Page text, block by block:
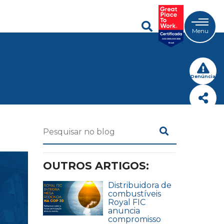
Menu
Denúncia
OUTROS ARTIGOS:
Distribuidora de
combustíveis
Royal FIC
anuncia
compromisso